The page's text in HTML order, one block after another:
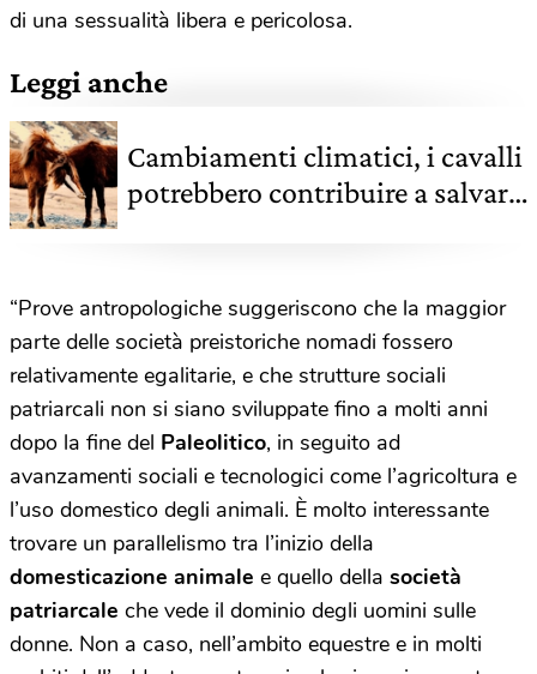
di una sessualità libera e pericolosa.
Leggi anche
Cambiamenti climatici, i cavalli
potrebbero contribuire a salvare
“Prove antropologiche suggeriscono che la maggior
parte delle società preistoriche nomadi fossero
relativamente egalitarie, e che strutture sociali
patriarcali non si siano sviluppate fino a molti anni
dopo la fine del Paleolitico, in seguito ad
avanzamenti sociali e tecnologici come l’agricoltura e
l’uso domestico degli animali. È molto interessante
trovare un parallelismo tra l’inizio della
domesticazione animale e quello della società
patriarcale che vede il dominio degli uomini sulle
donne. Non a caso, nell’ambito equestre e in molti